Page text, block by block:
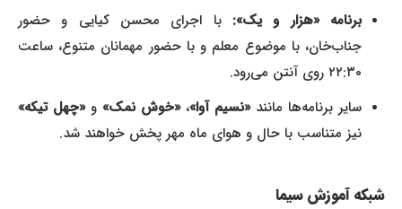
برنامه «هزار و یک»:با اجرای محسن کیایی و حضور
جناب‌خان، با موضوع معلم و با حضور مهمانان متنوع، ساعت
۲۲:۳۰ روی آنتن می‌رود.
سایر برنامه‌ها مانند«نسیم آوا»،«خوش نمک»و«چهل تیکه»
نیز متناسب با حال و هوای ماه مهر پخش خواهند شد.
شبکه آموزش سیما